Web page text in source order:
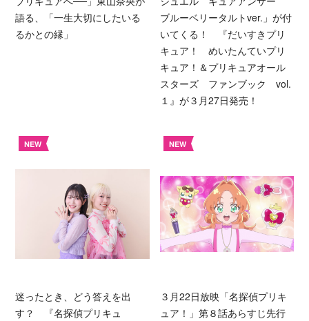
語る、「一生大切にしたいる
るかとの縁」
ブルーベリータルトver.」が付
いてくる！ 『だいすきプリ
キュア！ めいたんていプリ
キュア！＆プリキュアオール
スターズ ファンブック vol.
１』が３月27日発売！
NEW
迷ったとき、どう答えを出
す？ 『名探偵プリキュ
NEW
３月22日放映「名探偵プリキ
ュア！」第８話あらすじ先行